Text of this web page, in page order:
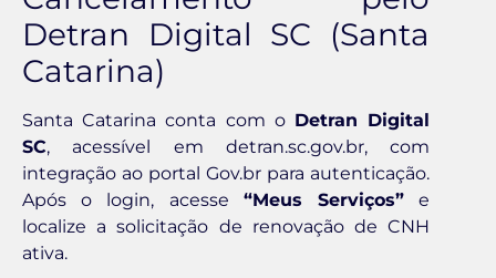
Detran Digital SC (Santa
Catarina)
Santa Catarina conta com o Detran Digital
SC, acessível em detran.sc.gov.br, com
integração ao portal Gov.br para autenticação.
Após o login, acesse “Meus Serviços”e
localize a solicitação de renovação de CNH
ativa.